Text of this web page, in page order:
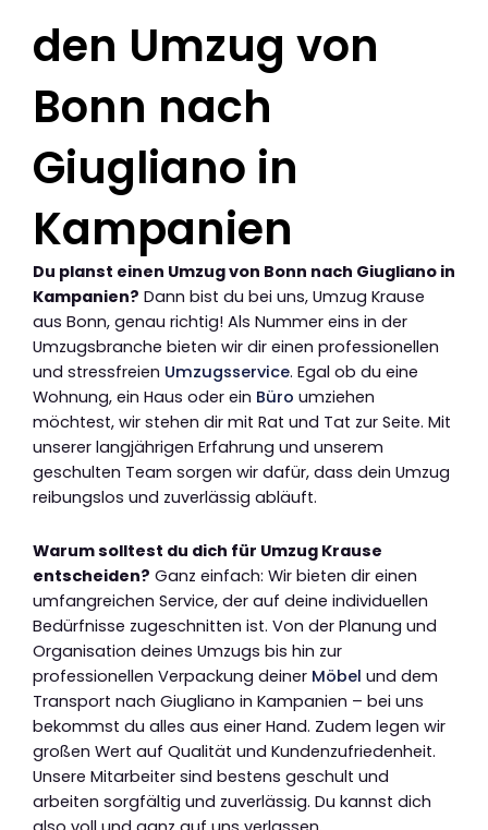
den Umzug von
Bonn nach
Giugliano in
Kampanien
Du planst einen Umzug von Bonn nach Giugliano in
Kampanien? Dann bist du bei uns, Umzug Krause
aus Bonn, genau richtig! Als Nummer eins in der
Umzugsbranche bieten wir dir einen professionellen
und stressfreien Umzugsservice. Egal ob du eine
Wohnung, ein Haus oder ein Büro umziehen
möchtest, wir stehen dir mit Rat und Tat zur Seite. Mit
unserer langjährigen Erfahrung und unserem
geschulten Team sorgen wir dafür, dass dein Umzug
reibungslos und zuverlässig abläuft.
Warum solltest du dich für Umzug Krause
entscheiden? Ganz einfach: Wir bieten dir einen
umfangreichen Service, der auf deine individuellen
Bedürfnisse zugeschnitten ist. Von der Planung und
Organisation deines Umzugs bis hin zur
professionellen Verpackung deiner Möbel und dem
Transport nach Giugliano in Kampanien – bei uns
bekommst du alles aus einer Hand. Zudem legen wir
großen Wert auf Qualität und Kundenzufriedenheit.
Unsere Mitarbeiter sind bestens geschult und
arbeiten sorgfältig und zuverlässig. Du kannst dich